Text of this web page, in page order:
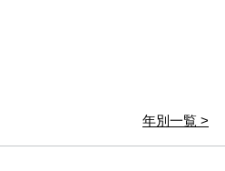
年別一覧 >